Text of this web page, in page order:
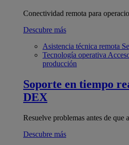
Conectividad remota para
Descubre más
Asistencia técnica remota
Tecnología operativa
producción
Soporte en tiempo
DEX
Resuelve problemas antes de que
Descubre más